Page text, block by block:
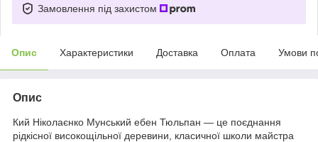
Замовлення під захистом
Опис Характеристики Доставка Оплата Умови
Опис
Кий Ніколаєнко Мунський ебен Тюльпан — це поєднання
рідкісної високощільної деревини, класичної школи майстра